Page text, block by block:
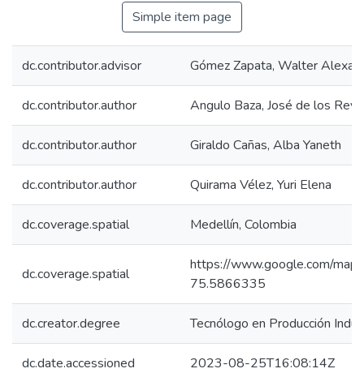
Simple item page
dc.contributor.advisor Gómez Zapata, Walter
dc.contributor.author Angulo Baza, José de los
dc.contributor.author Giraldo Cañas, Alba Yaneth
dc.contributor.author Quirama Vélez, Yuri Elena
dc.coverage.spatial Medellín, Colombia
dc.coverage.spatial
https://www.google.com/
75.5866335
dc.creator.degree Tecnólogo en Producción
dc.date.accessioned 2023-08-25T16:08:14Z